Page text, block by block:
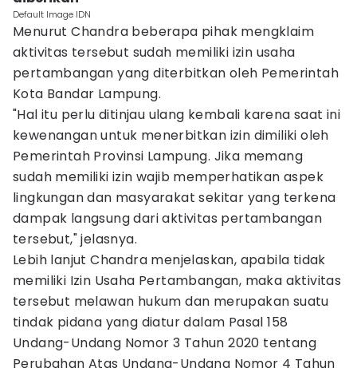
Default Image IDN
Menurut Chandra beberapa pihak mengklaim
aktivitas tersebut sudah memiliki izin usaha
pertambangan yang diterbitkan oleh Pemerintah
Kota Bandar Lampung.
"Hal itu perlu ditinjau ulang kembali karena saat ini
kewenangan untuk menerbitkan izin dimiliki oleh
Pemerintah Provinsi Lampung. Jika memang
sudah memiliki izin wajib memperhatikan aspek
lingkungan dan masyarakat sekitar yang terkena
dampak langsung dari aktivitas pertambangan
tersebut," jelasnya.
Lebih lanjut Chandra menjelaskan, apabila tidak
memiliki Izin Usaha Pertambangan, maka aktivitas
tersebut melawan hukum dan merupakan suatu
tindak pidana yang diatur dalam Pasal 158
Undang-Undang Nomor 3 Tahun 2020 tentang
Perubahan Atas Undang-Undang Nomor 4 Tahun